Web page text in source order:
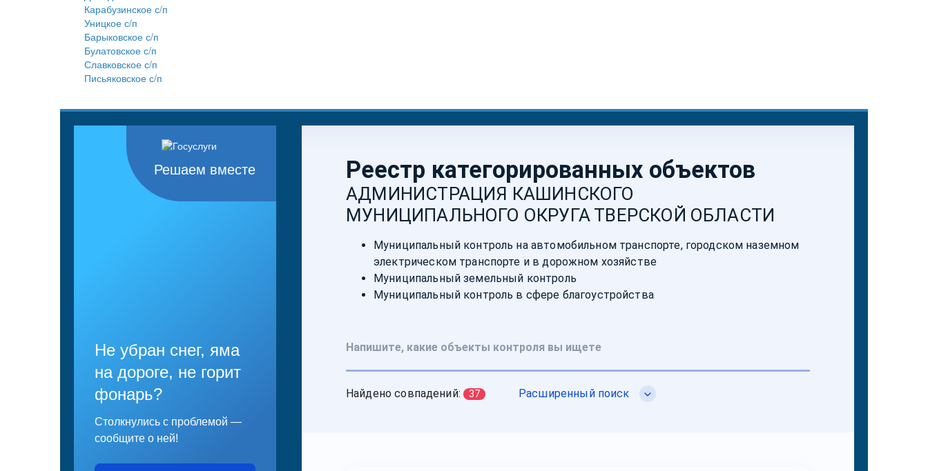
Карабузинское с/п
Уницкое с/п
Барыковское с/п
Булатовское с/п
Славковское с/п
Письяковское с/п
Решаем вместе
Не убран снег, яма
на дороге, не горит
фонарь?
Столкнулись с проблемой —
сообщите о ней!